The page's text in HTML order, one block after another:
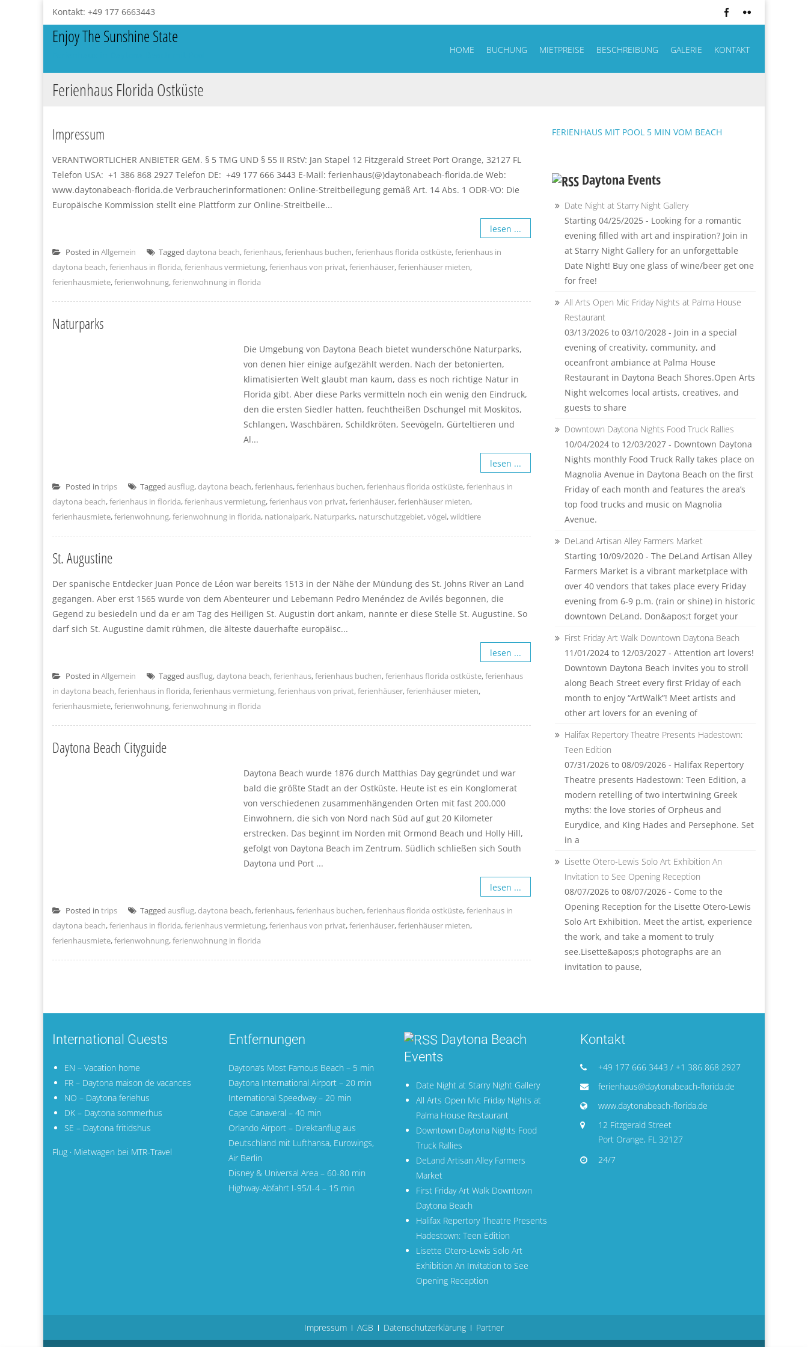
Kontakt: +49 177 6663443
Enjoy The Sunshine State
HOME BUCHUNG MIETPREISE BESCHREIBUNG GALERIE KONTAKT
Ferienhaus Florida Ostküste
Impressum
VERANTWORTLICHER ANBIETER GEM. § 5 TMG UND § 55 II RStV: Jan Stapel 12 Fitzgerald Street Port Orange, 32127 FL
Telefon USA: +1 386 868 2927 Telefon DE: +49 177 666 3443 E-Mail: ferienhaus(@)daytonabeach-florida.de Web:
www.daytonabeach-florida.de Verbraucherinformationen: Online-Streitbeilegung gemäß Art. 14 Abs. 1 ODR-VO: Die
Europäische Kommission stellt eine Plattform zur Online-Streitbeile...
lesen ...
Posted in Allgemein Tagged daytona beach,ferienhaus,ferienhaus buchen,ferienhaus florida ostküste,ferienhaus in
daytona beach,ferienhaus in florida,ferienhaus vermietung,ferienhaus von privat,ferienhäuser,ferienhäuser mieten,
ferienhausmiete,ferienwohnung,ferienwohnung in florida
Naturparks
Die Umgebung von Daytona Beach bietet wunderschöne Naturparks,
von denen hier einige aufgezählt werden. Nach der betonierten,
klimatisierten Welt glaubt man kaum, dass es noch richtige Natur in
Florida gibt. Aber diese Parks vermitteln noch ein wenig den Eindruck,
den die ersten Siedler hatten, feuchtheißen Dschungel mit Moskitos,
Schlangen, Waschbären, Schildkröten, Seevögeln, Gürteltieren und
Al...
lesen ...
Posted in trips Tagged ausflug,daytona beach,ferienhaus,ferienhaus buchen,ferienhaus florida ostküste,ferienhaus in
daytona beach,ferienhaus in florida,ferienhaus vermietung,ferienhaus von privat,ferienhäuser,ferienhäuser mieten,
ferienhausmiete,ferienwohnung,ferienwohnung in florida, nationalpark, Naturparks, naturschutzgebiet,vögel,wildtiere
St. Augustine
Der spanische Entdecker Juan Ponce de Léon war bereits 1513 in der Nähe der Mündung des St. Johns River an Land
gegangen. Aber erst 1565 wurde von dem Abenteurer und Lebemann Pedro Menéndez de Avilés begonnen, die
Gegend zu besiedeln und da er am Tag des Heiligen St. Augustin dort ankam, nannte er diese Stelle St. Augustine. So
darf sich St. Augustine damit rühmen, die älteste dauerhafte europäisc...
lesen ...
Posted in Allgemein Tagged ausflug,daytona beach,ferienhaus,ferienhaus buchen,ferienhaus florida ostküste,ferienhaus
in daytona beach,ferienhaus in florida,ferienhaus vermietung,ferienhaus von privat,ferienhäuser,ferienhäuser mieten,
ferienhausmiete,ferienwohnung,ferienwohnung in florida
Daytona Beach Cityguide
Daytona Beach wurde 1876 durch Matthias Day gegründet und war
bald die größte Stadt an der Ostküste. Heute ist es ein Konglomerat
von verschiedenen zusammenhängenden Orten mit fast 200.000
Einwohnern, die sich von Nord nach Süd auf gut 20 Kilometer
erstrecken. Das beginnt im Norden mit Ormond Beach und Holly Hill,
gefolgt von Daytona Beach im Zentrum. Südlich schließen sich South
Daytona und Port ...
lesen ...
Posted in trips Tagged ausflug,daytona beach,ferienhaus,ferienhaus buchen,ferienhaus florida ostküste,ferienhaus in
daytona beach,ferienhaus in florida,ferienhaus vermietung,ferienhaus von privat,ferienhäuser,ferienhäuser mieten,
ferienhausmiete,ferienwohnung,ferienwohnung in florida
FERIENHAUS MIT POOL 5 MIN VOM BEACH
Daytona Events
Date Night at Starry Night Gallery
Starting 04/25/2025 - Looking for a romantic
evening filled with art and inspiration? Join in
at Starry Night Gallery for an unforgettable
Date Night! Buy one glass of wine/beer get one
for free!
All Arts Open Mic Friday Nights at Palma House
Restaurant
03/13/2026 to 03/10/2028 - Join in a special
evening of creativity, community, and
oceanfront ambiance at Palma House
Restaurant in Daytona Beach Shores.Open Arts
Night welcomes local artists, creatives, and
guests to share
Downtown Daytona Nights Food Truck Rallies
10/04/2024 to 12/03/2027 - Downtown Daytona
Nights monthly Food Truck Rally takes place on
Magnolia Avenue in Daytona Beach on the first
Friday of each month and features the area’s
top food trucks and music on Magnolia
Avenue.
DeLand Artisan Alley Farmers Market
Starting 10/09/2020 - The DeLand Artisan Alley
Farmers Market is a vibrant marketplace with
over 40 vendors that takes place every Friday
evening from 6-9 p.m. (rain or shine) in historic
downtown DeLand. Don&apos;t forget your
First Friday Art Walk Downtown Daytona Beach
11/01/2024 to 12/03/2027 - Attention art lovers!
Downtown Daytona Beach invites you to stroll
along Beach Street every first Friday of each
month to enjoy “ArtWalk”! Meet artists and
other art lovers for an evening of
Halifax Repertory Theatre Presents Hadestown:
Teen Edition
07/31/2026 to 08/09/2026 - Halifax Repertory
Theatre presents Hadestown: Teen Edition, a
modern retelling of two intertwining Greek
myths: the love stories of Orpheus and
Eurydice, and King Hades and Persephone. Set
in a
Lisette Otero-Lewis Solo Art Exhibition An
Invitation to See Opening Reception
08/07/2026 to 08/07/2026 - Come to the
Opening Reception for the Lisette Otero-Lewis
Solo Art Exhibition. Meet the artist, experience
the work, and take a moment to truly
see.Lisette&apos;s photographs are an
invitation to pause,
International Guests
EN – Vacation home
FR – Daytona maison de vacances
NO – Daytona feriehus
DK – Daytona sommerhus
SE – Daytona fritidshus
Flug · Mietwagen bei MTR-Travel
Entfernungen
Daytona’s Most Famous Beach – 5 min
Daytona International Airport– 20 min
International Speedway – 20 min
Cape Canaveral – 40 min
Orlando Airport– Direktanflug aus
Deutschland mit Lufthansa, Eurowings,
Air Berlin
Disney & Universal Area – 60-80 min
Highway-Abfahrt I-95/I-4 – 15 min
Daytona Beach
Events
Date Night at Starry Night Gallery
All Arts Open Mic Friday Nights at
Palma House Restaurant
Downtown Daytona Nights Food
Truck Rallies
DeLand Artisan Alley Farmers
Market
First Friday Art Walk Downtown
Daytona Beach
Halifax Repertory Theatre Presents
Hadestown: Teen Edition
Lisette Otero-Lewis Solo Art
Exhibition An Invitation to See
Opening Reception
Kontakt
+49 177 666 3443 / +1 386 868 2927
ferienhaus@daytonabeach-florida.de
www.daytonabeach-florida.de
12 Fitzgerald Street
Port Orange, FL 32127
24/7
Impressum AGB Datenschutzerklärung Partner